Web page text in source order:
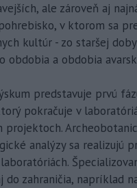
ale zároveň aj
v ktorom sa
kultúr - zo staršej
obdobia a obdobia
predstavuje prvú
pokračuje v
projektoch.
analýzy sa realizujú
do zahraničia, napríklad